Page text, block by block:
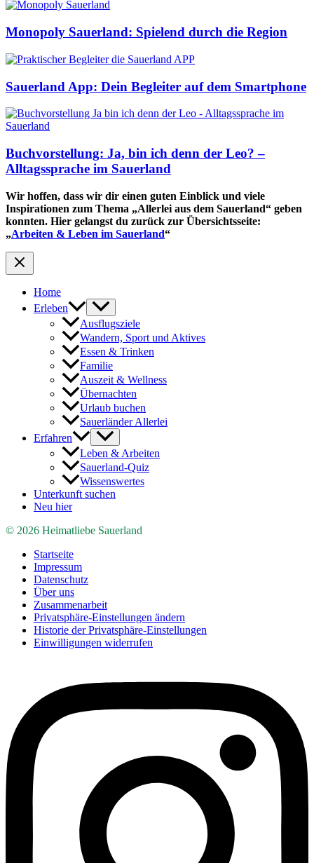
Monopoly Sauerland: Spielend durch die Region
Sauerland App: Dein Begleiter auf dem Smartphone
Buchvorstellung: Ja, bin ich denn der Leo? –
Alltagssprache im Sauerland
Wir hoffen, dass wir dir einen guten Einblick und viele
Inspirationen zum Thema „Allerlei aus dem Sauerland“ geben
konnten. Hier gelangst du zurück zur Übersichtsseite:
„Arbeiten & Leben im Sauerland“
Home
Erleben
Ausflugsziele
Wandern, Sport und Aktives
Essen & Trinken
Familie
Auszeit & Wellness
Übernachten
Urlaub buchen
Sauerländer Allerlei
Erfahren
Leben & Arbeiten
Sauerland-Quiz
Wissenswertes
Unterkunft suchen
Neu hier
© 2026 Heimatliebe Sauerland
Startseite
Impressum
Datenschutz
Über uns
Zusammenarbeit
Privatsphäre-Einstellungen ändern
Historie der Privatsphäre-Einstellungen
Einwilligungen widerrufen